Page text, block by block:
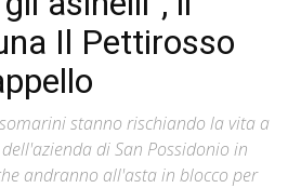
Il Pettirosso
stanno rischiando la vita a
di San Possidonio in
andranno all'asta in blocco per